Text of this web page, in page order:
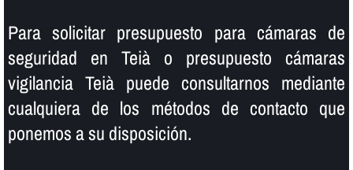
Para solicitar presupuesto para cámaras de
seguridad en Teià o presupuesto cámaras
vigilancia Teià puede consultarnos mediante
cualquiera de los métodos de contacto que
ponemos a su disposición.